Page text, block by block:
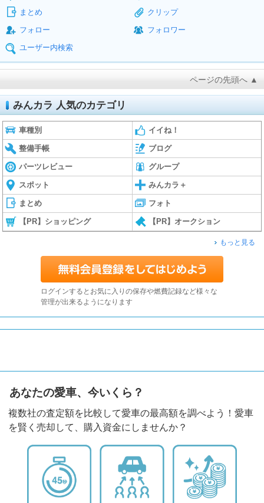
まとめ
クリップ
フォロー
フォロワー
ユーザー内検索
ページの先頭へ ▲
みんカラ 人気のカテゴリ
車種別 イイね！
整備手帳 ブログ
パーツレビュー グループ
スポット みんカラ＋
まとめ フォト
【PR】ショッピング 【PR】オークション
もっと見る
ログインするとお気に入りの保存や燃費記録など様々な
管理が出来るようになります
あなたの愛車、今いくら？
複数社の査定額を比較して愛車の最高額を調べよう！愛車
を賢く売却して、購入資金にしませんか？